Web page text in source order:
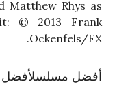
أفضل مسلسلأفضل